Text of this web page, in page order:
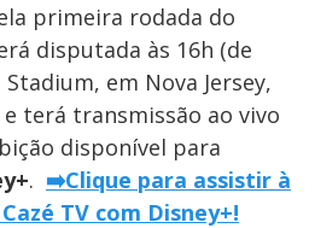
primeira rodada do
disputada às 16h (de
em Nova Jersey,
terá transmissão ao vivo
disponível para
. ➡️Clique para assistir à
TV com Disney+!